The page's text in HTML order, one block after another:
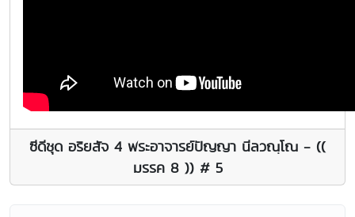
ซีดีชุด อริยสัจ 4 พระอาจารย์ปัญญา นีลวณฺโณ - ((
มรรค 8 )) # 5